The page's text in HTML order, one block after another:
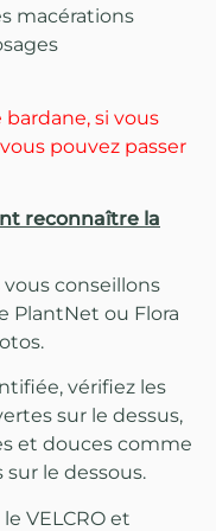
macérations
si vous
pouvez passer
reconnaître la
conseillons
PlantNet ou Flora
vérifiez les
sur le dessus,
et douces comme
le dessous.
VELCRO et